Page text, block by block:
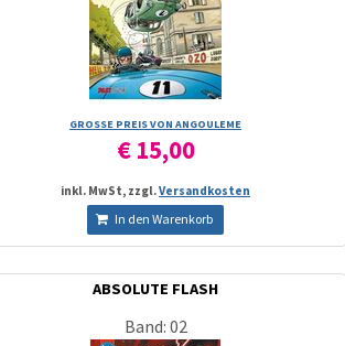
GROSSE PREIS VON ANGOULEME
€ 15,00
inkl. MwSt, zzgl.Versandkosten
In den Warenkorb
ABSOLUTE FLASH
Band: 02